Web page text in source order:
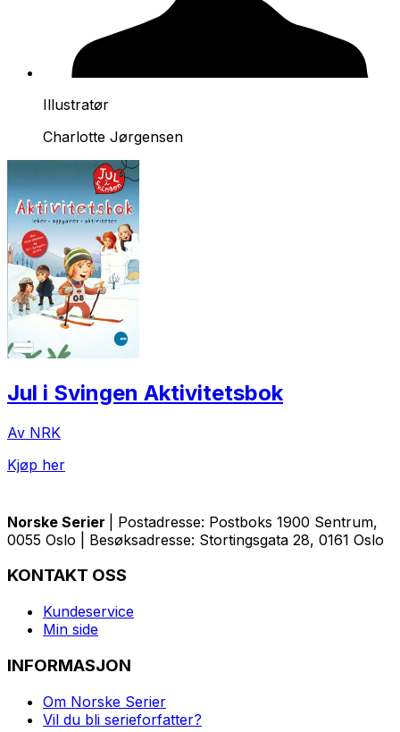
Illustratør
Charlotte Jørgensen
Jul i Svingen Aktivitetsbok
Av NRK
Kjøp her
Norske Serier
| Postadresse: Postboks 1900 Sentrum,
0055 Oslo | Besøksadresse: Stortingsgata 28, 0161 Oslo
KONTAKT OSS
Kundeservice
Min side
INFORMASJON
Om Norske Serier
Vil du bli serieforfatter?